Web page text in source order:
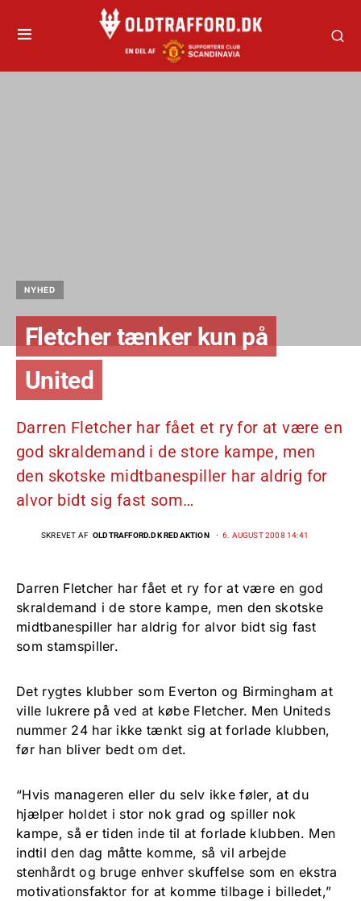
NYHED
Fletcher tænker kun på
United
Darren Fletcher har fået et ry for at være en
god skraldemand i de store kampe, men
den skotske midtbanespiller har aldrig for
alvor bidt sig fast som…
SKREVET AF OLDTRAFFORD.DK REDAKTION 6. AUGUST 2008 14:41
Darren Fletcher har fået et ry for at være en god
skraldemand i de store kampe, men den skotske
midtbanespiller har aldrig for alvor bidt sig fast
som stamspiller.
Det rygtes klubber som Everton og Birmingham at
ville lukrere på ved at købe Fletcher. Men Uniteds
nummer 24 har ikke tænkt sig at forlade klubben,
før han bliver bedt om det.
“Hvis manageren eller du selv ikke føler, at du
hjælper holdet i stor nok grad og spiller nok
kampe, så er tiden inde til at forlade klubben. Men
indtil den dag måtte komme, så vil arbejde
stenhårdt og bruge enhver skuffelse som en ekstra
motivationsfaktor for at komme tilbage i billedet,”